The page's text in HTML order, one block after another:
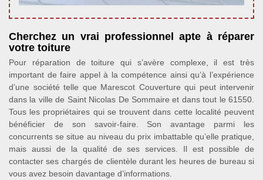
Cherchez un vrai professionnel apte à réparer
votre toiture
Pour réparation de toiture qui s’avère complexe, il est très
important de faire appel à la compétence ainsi qu’à l’expérience
d’une société telle que Marescot Couverture qui peut intervenir
dans la ville de Saint Nicolas De Sommaire et dans tout le 61550.
Tous les propriétaires qui se trouvent dans cette localité peuvent
bénéficier de son savoir-faire. Son avantage parmi les
concurrents se situe au niveau du prix imbattable qu’elle pratique,
mais aussi de la qualité de ses services. Il est possible de
contacter ses chargés de clientèle durant les heures de bureau si
vous avez besoin davantage d’informations.